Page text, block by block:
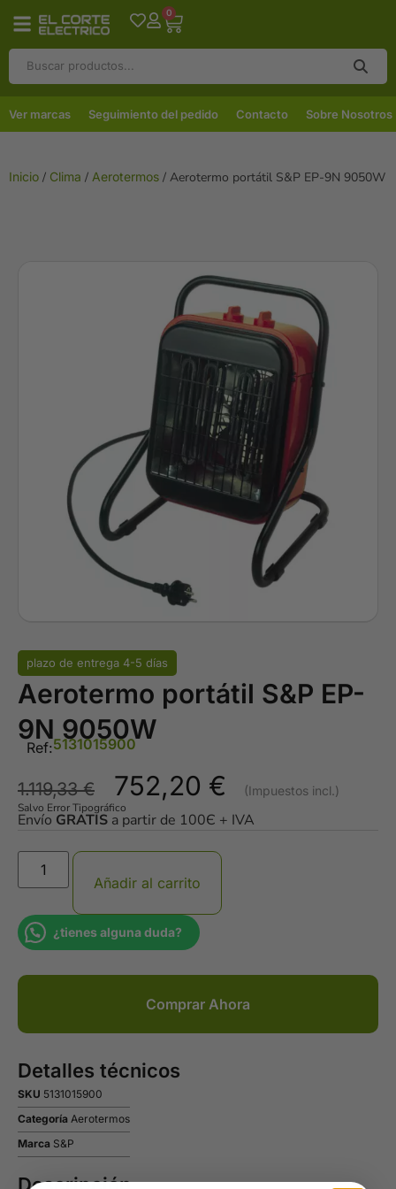
0
Ver marcas Seguimiento del pedido Contacto Sobre Nosotros
Inicio / Clima / Aerotermos / Aerotermo portátil S&P EP-9N 9050W
plazo de entrega 4-5 días
Aerotermo portátil S&P EP-
9N 9050W
Ref:5131015900
1.119,33€ 752,20 €
Salvo Error Tipográfico
Envío GRATIS a partir de 100Є + IVA
Añadir al carrito
¿tienes alguna duda?
Comprar Ahora
Detalles técnicos
SKU 5131015900
Categoría Aerotermos
Marca S&P